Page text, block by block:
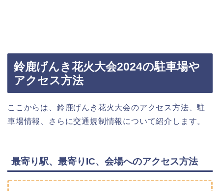
鈴鹿げんき花火大会2024の駐車場や
アクセス方法
ここからは、鈴鹿げんき花火大会のアクセス方法、駐
車場情報、さらに交通規制情報について紹介します。
最寄り駅、最寄りIC、会場へのアクセス方法